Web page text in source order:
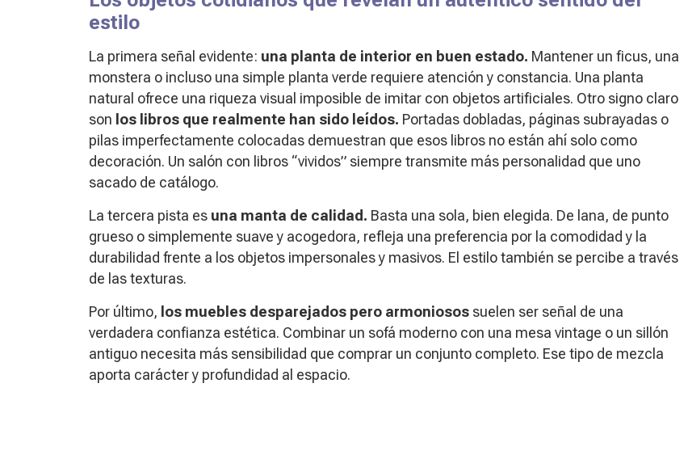
estilo
La primera señal evidente: una planta de interior en buen estado. Mantener un ficus, una
monstera o incluso una simple planta verde requiere atención y constancia. Una planta
natural ofrece una riqueza visual imposible de imitar con objetos artificiales. Otro signo claro
son los libros que realmente han sido leídos. Portadas dobladas, páginas subrayadas o
pilas imperfectamente colocadas demuestran que esos libros no están ahí solo como
decoración. Un salón con libros “vividos” siempre transmite más personalidad que uno
sacado de catálogo.
La tercera pista es una manta de calidad. Basta una sola, bien elegida. De lana, de punto
grueso o simplemente suave y acogedora, refleja una preferencia por la comodidad y la
durabilidad frente a los objetos impersonales y masivos. El estilo también se percibe a través
de las texturas.
Por último, los muebles desparejados pero armoniosos suelen ser señal de una
verdadera confianza estética. Combinar un sofá moderno con una mesa vintage o un sillón
antiguo necesita más sensibilidad que comprar un conjunto completo. Ese tipo de mezcla
aporta carácter y profundidad al espacio.